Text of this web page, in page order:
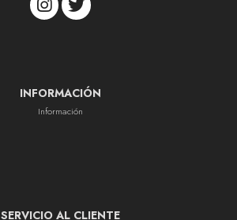
INFORMACIÓN
Información
SERVICIO AL CLIENTE